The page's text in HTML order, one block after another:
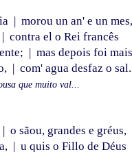
| morou un an' e un mes,
| contra el o Rei francês
| mas depois foi
| com' agua desfaz o sal.
que muito val...
| o sãou, grandes e gréus,
| u quis o Fillo de Déus